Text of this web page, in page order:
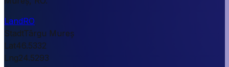
LandRO
StadtTârgu Mureș
Lat46.5332
Lng24.5293